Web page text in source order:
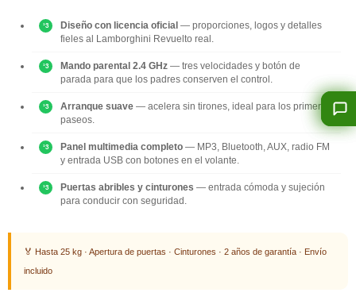
Diseño con licencia oficial — proporciones, logos y detalles
fieles al Lamborghini Revuelto real.
Mando parental 2.4 GHz — tres velocidades y botón de
parada para que los padres conserven el control.
Arranque suave — acelera sin tirones, ideal para los primeros
paseos.
Panel multimedia completo — MP3, Bluetooth, AUX, radio FM
y entrada USB con botones en el volante.
Puertas abribles y cinturones — entrada cómoda y sujeción
para conducir con seguridad.
🏅 Hasta 25 kg · Apertura de puertas · Cinturones · 2 años de garantía · Envío
incluido